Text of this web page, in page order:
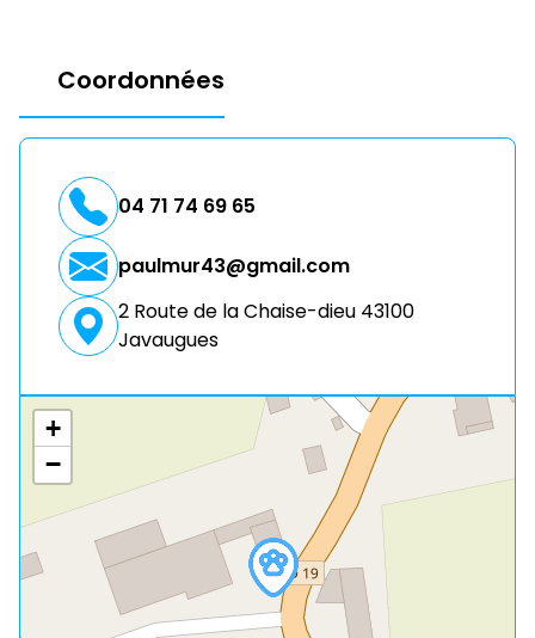
Coordonnées
04 71 74 69 65
paulmur43@gmail.com
2 Route de la Chaise-dieu 43100
Javaugues
+
−